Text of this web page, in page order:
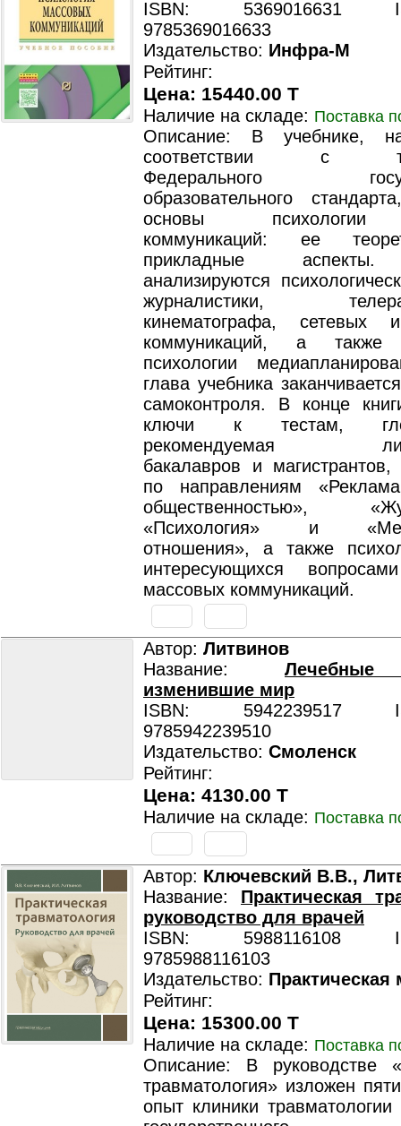
ISBN: 5369016631
9785369016633
Издательство: Инфра-М
Рейтинг:
Цена: 15440.00 T
Наличие на складе: Поставка
Описание: В учебнике,
соответствии c
Федерального
образовательного
основы психологии
коммуникаций: ее
прикладные
анализируются
журналистики,
кинематографа, сетевых
коммуникаций, а также
психологии
глава учебника
самоконтроля. В конце
ключи к тестам,
рекомендуемая
бакалавров и
по направлениям
общественностью»,
«Психология» и
отношения», а также
интересующихся
массовых коммуникаций.
Автор: Литвинов
Название: Лечебные
изменившие мир
ISBN: 5942239517
9785942239510
Издательство: Смоленск
Рейтинг:
Цена: 4130.00 T
Наличие на складе: Поставка
Автор: Ключевский В.В.,
Название: Практическая
руководство для врачей
ISBN: 5988116108
9785988116103
Издательство: Практическая
Рейтинг:
Цена: 15300.00 T
Наличие на складе: Поставка
Описание: В руководстве
травматология» изложен
опыт клиники травматологии